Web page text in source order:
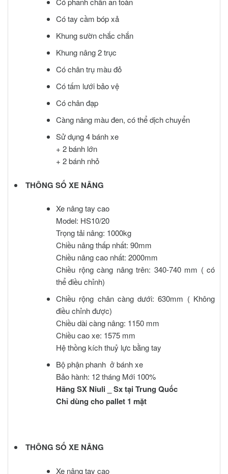
Có tay cầm bóp xả
Khung sườn chắc chắn
Khung nâng 2 trục
Có chân trụ màu đỏ
Có tấm lưới bảo vệ
Có chân đạp
Càng nâng màu đen, có thể dịch chuyển
Sử dụng 4 bánh xe
+ 2 bánh lớn
+ 2 bánh nhỏ
THÔNG SỐ XE NÂNG
Xe nâng tay cao
Model: HS10/20
Trọng tải nâng: 1000kg
Chiều nâng thấp nhất: 90mm
Chiều nâng cao nhất: 2000mm
Chiều rộng càng nâng trên: 340-740 mm ( có
thể điều chỉnh)
Chiều rộng chân càng dưới: 630mm ( Không
điều chỉnh được)
Chiều dài càng nâng: 1150 mm
Chiều cao xe: 1575 mm
Hệ thồng kích thuỷ lực bằng tay
Bộ phận phanh ở bánh xe
Bảo hành: 12 tháng Mới 100%
Hãng SX Niuli _ Sx tại Trung Quốc
Chỉ dùng cho pallet 1 mặt
THÔNG SỐ XE NÂNG
Xe nâng tay cao